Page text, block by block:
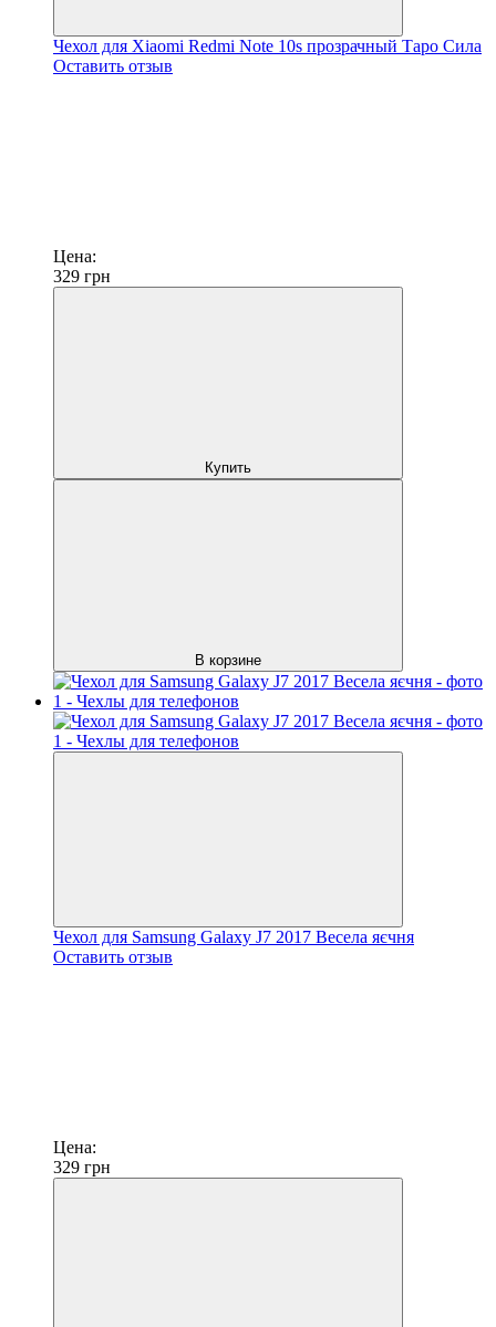
Чехол для Xiaomi Redmi Note 10s прозрачный Таро Сила
Оставить отзыв
Цена:
329 грн
Купить
В корзине
Чехол для Samsung Galaxy J7 2017 Весела яєчня
Оставить отзыв
Цена:
329 грн